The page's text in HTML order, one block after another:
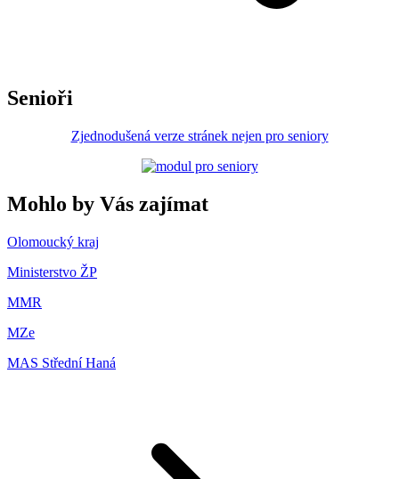
Senioři
Zjednodušená verze stránek nejen pro seniory
Mohlo by Vás zajímat
Olomoucký kraj
Ministerstvo ŽP
MMR
MZe
MAS Střední Haná